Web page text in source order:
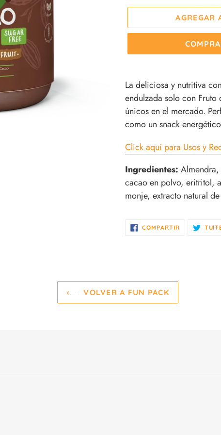
AGREGAR
el
producto
a
tu
de
La deliciosa y nutritiva
endulzada solo con
únicos en el mercado.
como un snack
Click aquí para Usos y
Ingredientes:
cacao en polvo, eritritol,
monje, extracto natural
COMPARTIRCOMPARTIR
EN
VOLVER A FUN PACK